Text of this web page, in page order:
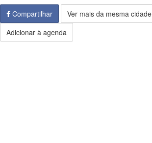
Compartilhar
Ver mais da mesma cidade
Adicionar à agenda